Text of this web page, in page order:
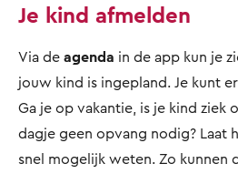
Je kind afmelden
Via de agenda in de app kun je
jouw kind is ingepland. Je kunt
Ga je op vakantie, is je kind ziek
dagje geen opvang nodig? Laat
snel mogelijk weten. Zo kunnen